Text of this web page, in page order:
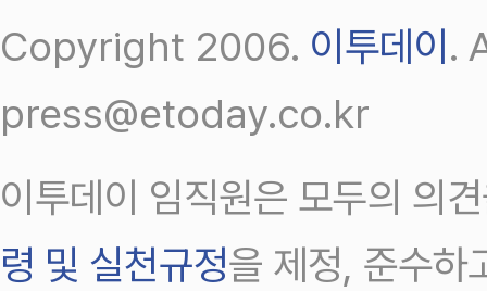
Copyright 2006. 이투데이 .
press@etoday.co.kr
이투데이 임직원은 모두의 의
령 및 실천규정을 제정, 준수하